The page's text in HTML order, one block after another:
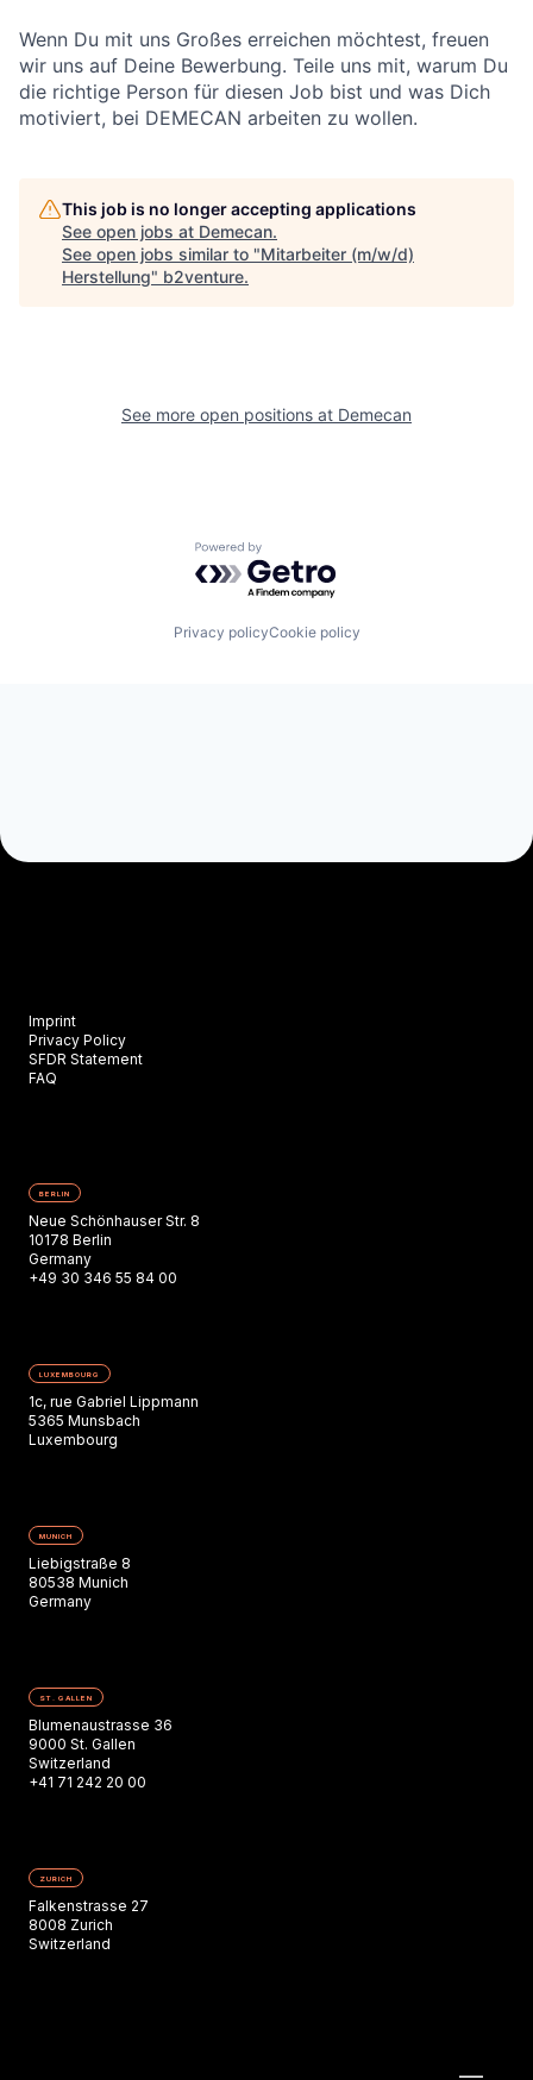
Wenn Du mit uns Großes erreichen möchtest, freuen
wir uns auf Deine Bewerbung. Teile uns mit, warum Du
die richtige Person für diesen Job bist und was Dich
motiviert, bei DEMECAN arbeiten zu wollen.
This job is no longer accepting applications
See open jobs at Demecan.
See open jobs similar to "Mitarbeiter (m/w/d)
Herstellung" b2venture.
See more open positions at Demecan
Powered by Getro.com
Privacy policyCookie policy
Imprint
Privacy Policy
SFDR Statement
FAQ
BERLIN
Neue Schönhauser Str. 8
10178 Berlin
Germany
+49 30 346 55 84 00
LUXEMBOURG
1c, rue Gabriel Lippmann
5365 Munsbach
Luxembourg
MUNICH
Liebigstraße 8
80538 Munich
Germany
ST. GALLEN
Blumenaustrasse 36
9000 St. Gallen
Switzerland
+41 71 242 20 00
ZURICH
Falkenstrasse 27
8008 Zurich
Switzerland